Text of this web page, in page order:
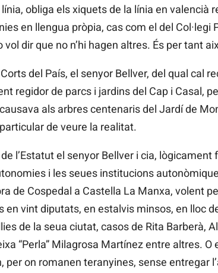
obliga els xiquets de la línia en valencià
en llengua pròpia, cas com el del
dir que no n’hi hagen altres. És per tant
del País, el senyor Bellver, del qual cal
regidor de parcs i jardins del Cap i Casal,
als arbres centenaris del Jardí de
de veure la realitat.
l’Estatut el senyor Bellver i cia,
i les seues institucions
de Cospedal a Castella La Manxa, volent
en vint diputats, en estalvis minsos, en lloc
de la seua ciutat, casos de Rita Barberà,
“Perla” Milagrosa Martínez entre altres. O
per on romanen teranyines, sense entregar